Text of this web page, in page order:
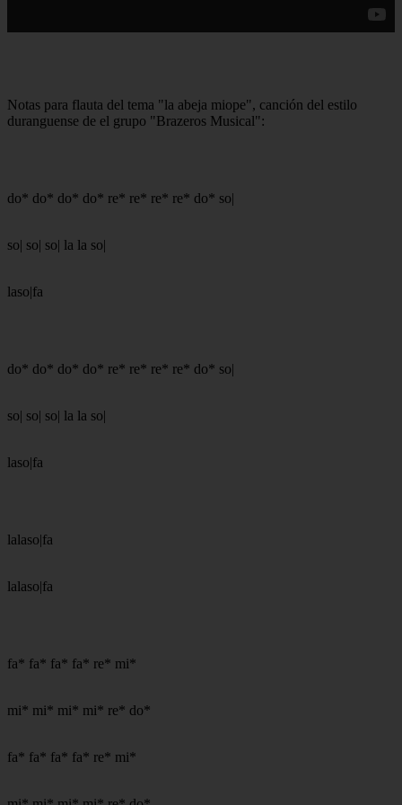
Notas para flauta del tema "la abeja miope", canción del estilo
duranguense de el grupo "Brazeros Musical":
do* do* do* do* re* re* re* re* do* so|
so| so| so| la la so|
laso|fa
do* do* do* do* re* re* re* re* do* so|
so| so| so| la la so|
laso|fa
lalaso|fa
lalaso|fa
fa* fa* fa* fa* re* mi*
mi* mi* mi* mi* re* do*
fa* fa* fa* fa* re* mi*